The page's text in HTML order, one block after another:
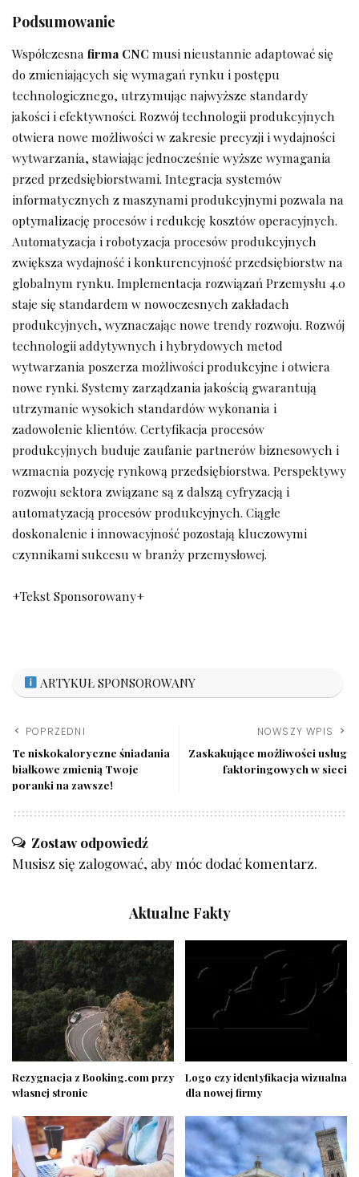
Podsumowanie
Współczesna firma CNC musi nieustannie adaptować się
do zmieniających się wymagań rynku i postępu
technologicznego, utrzymując najwyższe standardy
jakości i efektywności. Rozwój technologii produkcyjnych
otwiera nowe możliwości w zakresie precyzji i wydajności
wytwarzania, stawiając jednocześnie wyższe wymagania
przed przedsiębiorstwami. Integracja systemów
informatycznych z maszynami produkcyjnymi pozwala na
optymalizację procesów i redukcję kosztów operacyjnych.
Automatyzacja i robotyzacja procesów produkcyjnych
zwiększa wydajność i konkurencyjność przedsiębiorstw na
globalnym rynku. Implementacja rozwiązań Przemysłu 4.0
staje się standardem w nowoczesnych zakładach
produkcyjnych, wyznaczając nowe trendy rozwoju. Rozwój
technologii addytywnych i hybrydowych metod
wytwarzania poszerza możliwości produkcyjne i otwiera
nowe rynki. Systemy zarządzania jakością gwarantują
utrzymanie wysokich standardów wykonania i
zadowolenie klientów. Certyfikacja procesów
produkcyjnych buduje zaufanie partnerów biznesowych i
wzmacnia pozycję rynkową przedsiębiorstwa. Perspektywy
rozwoju sektora związane są z dalszą cyfryzacją i
automatyzacją procesów produkcyjnych. Ciągłe
doskonalenie i innowacyjność pozostają kluczowymi
czynnikami sukcesu w branży przemysłowej.
+Tekst Sponsorowany+
ARTYKUŁ SPONSOROWANY
POPRZEDNI
Te niskokaloryczne śniadania
białkowe zmienią Twoje
poranki na zawsze!
NOWSZY WPIS
Zaskakujące możliwości usług
faktoringowych w sieci
Zostaw odpowiedź
Musisz się zalogować, aby móc dodać komentarz.
Aktualne Fakty
Rezygnacja z Booking.com przy
własnej stronie
Logo czy identyfikacja wizualna
dla nowej firmy